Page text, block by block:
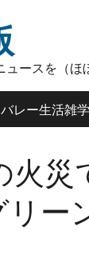
ースを（ほ
レー生活雑学
災
ー